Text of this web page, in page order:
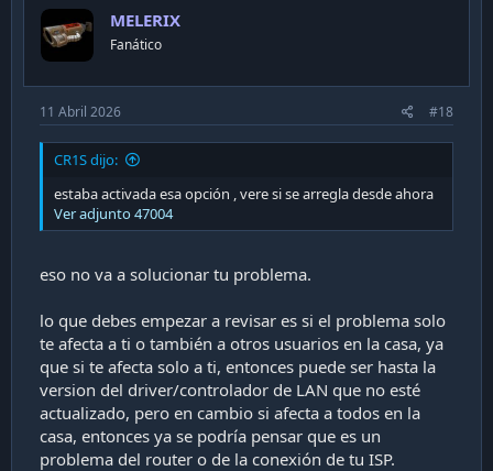
MELERIX
Fanático
11 Abril 2026 #18
CR1S dijo:
estaba activada esa opción , vere si se arregla desde ahora
Ver adjunto 47004
eso no va a solucionar tu problema.
lo que debes empezar a revisar es si el problema solo
te afecta a ti o también a otros usuarios en la casa, ya
que si te afecta solo a ti, entonces puede ser hasta la
version del driver/controlador de LAN que no esté
actualizado, pero en cambio si afecta a todos en la
casa, entonces ya se podría pensar que es un
problema del router o de la conexión de tu ISP.